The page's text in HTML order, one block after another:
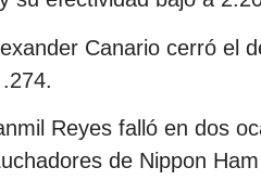
Canario cerró el
Reyes falló en dos
de Nippon